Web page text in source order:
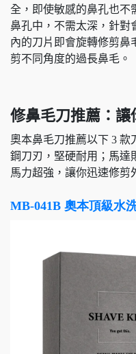
全，即使敏感的鼻孔也不
鼻孔中，不需太深，針對
內的刀片即會旋轉修剪鼻
剪不同角度的過長鼻毛。
修鼻毛刀推薦：
奧本鼻毛刀推薦以下 3 款
鋼刀刃，堅硬耐用；馬達
馬力超強，讓你迅速修剪
MB-041B 奧本頂級水